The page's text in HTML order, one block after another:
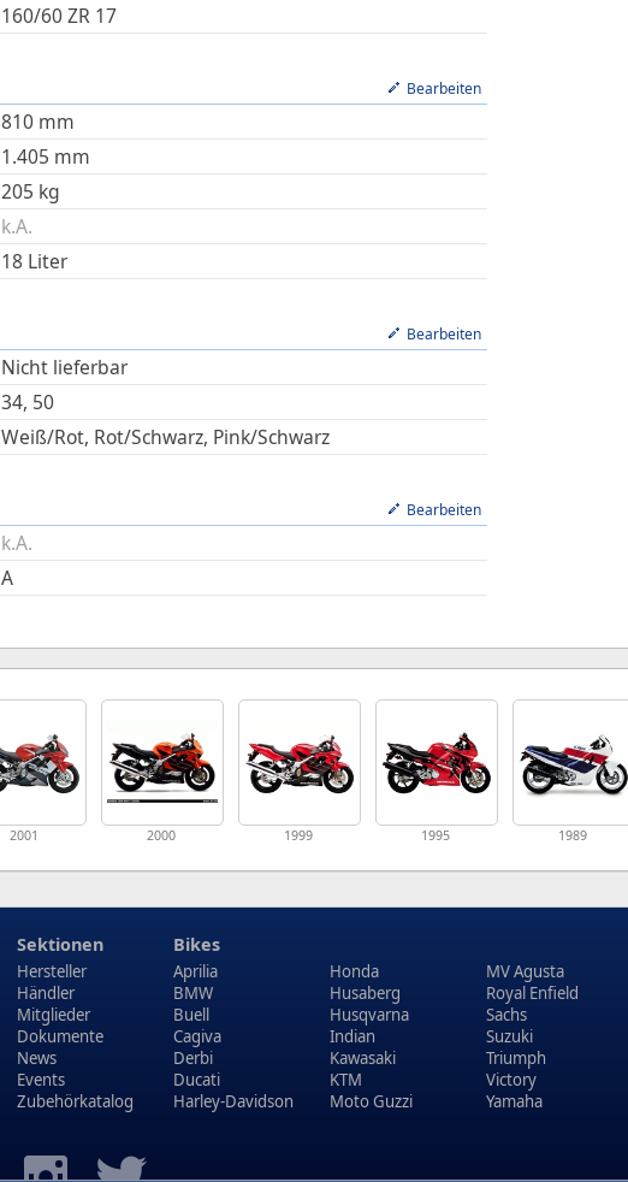
160/60 ZR 17
Bearbeiten
810 mm
1.405 mm
205 kg
k.A.
18 Liter
Bearbeiten
Nicht lieferbar
34, 50
Weiß/Rot, Rot/Schwarz, Pink/Schwarz
Bearbeiten
k.A.
A
2001 2000 1999 1995 1989
Sektionen
Hersteller
Händler
Mitglieder
Dokumente
News
Events
Zubehörkatalog
Bikes
Aprilia
BMW
Buell
Cagiva
Derbi
Ducati
Harley-Davidson
Honda
Husaberg
Husqvarna
Indian
Kawasaki
KTM
Moto Guzzi
MV Agusta
Royal Enfield
Sachs
Suzuki
Triumph
Victory
Yamaha